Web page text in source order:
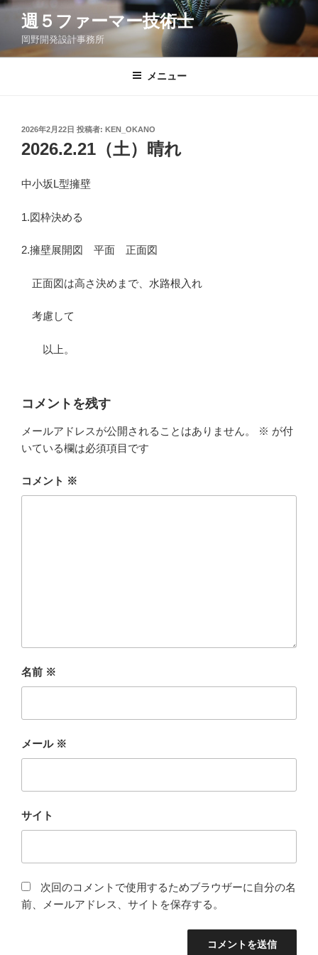
コ
ン
週５ファーマー技術士
岡野開発設計事務所
メニュー
投
稿
日:
2026年2月22日 投稿者: KEN_OKANO
2026.2.21（土）晴れ
中小坂L型擁壁
1.図枠決める
2.擁壁展開図 平面 正面図
正面図は高さ決めまで、水路根入れ
考慮して
以上。
コメントを残す
メールアドレスが公開されることはありません。 ※ が付
いている欄は必須項目です
コメント ※
名前 ※
メール ※
サイト
次回のコメントで使用するためブラウザーに自分の名
前、メールアドレス、サイトを保存する。